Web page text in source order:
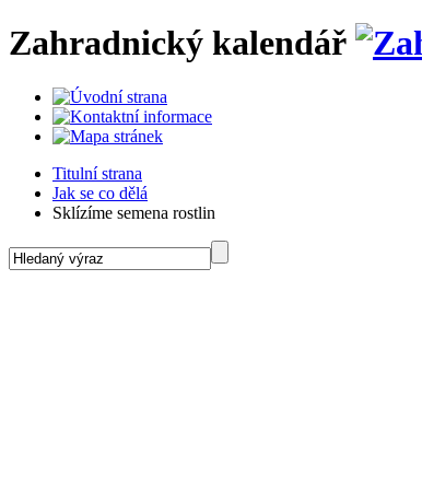
Zahradnický kalendář
Titulní strana
Jak se co dělá
Sklízíme semena rostlin